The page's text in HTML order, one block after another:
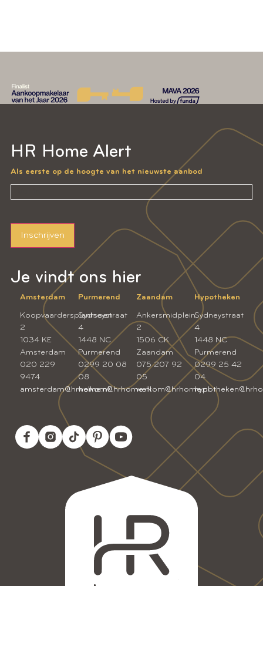
Je vindt ons hier
Amsterdam
Koopvaardersplantsoen
2
1034 KE
Amsterdam
020 229
9474
amsterdam@hrhome.nl
Purmerend
Sydneystraat
4
1448 NC
Purmerend
0299 20 08
08
welkom@hrhome.nl
Zaandam
Ankersmidplein
2
1506 CK
Zaandam
075 207 92
05
welkom@hrhome.nl
Hypotheken
Sydneystraat
4
1448 NC
Purmerend
0299 25 42
04
HR Home Alert
Als eerste op de hoogte van het nieuwste aanbod
Inschrijven